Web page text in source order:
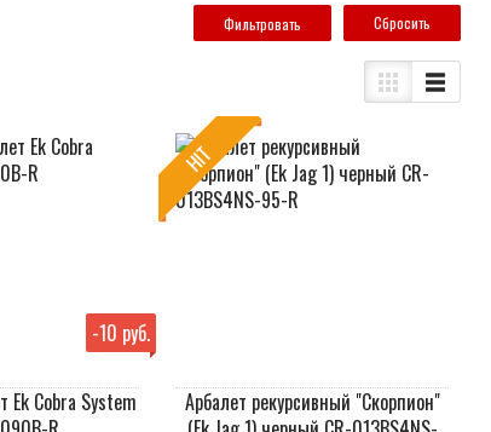
Cбросить
-10 руб.
Ek Cobra System
HIT
Арбалет рекурсивный "Скорпион"